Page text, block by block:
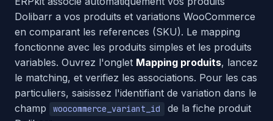
Dolibarr a vos produits et variations WooCommerce
en comparant les references (SKU). Le mapping
fonctionne avec les produits simples et les produits
variables. Ouvrez l'onglet Mapping produits, lancez
le matching, et verifiez les associations. Pour les cas
particuliers, saisissez l'identifiant de variation dans le
champ
woocommerce_variant_id
de la fiche produit